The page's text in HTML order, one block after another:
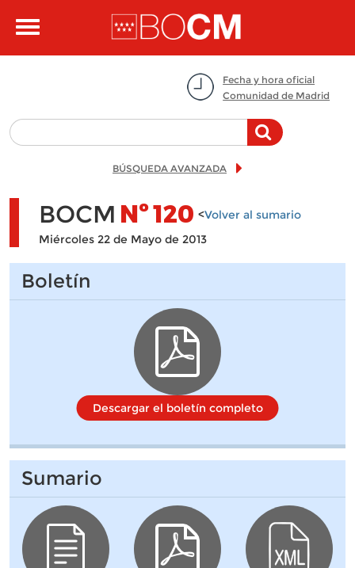
Toggle
Fecha y hora oficial
Comunidad de Madrid
BÚSQUEDA AVANZADA
BOCM Nº120 <Volver al sumario
Miércoles 22 de Mayo de 2013
Boletín
Descargar el boletín completo
Sumario